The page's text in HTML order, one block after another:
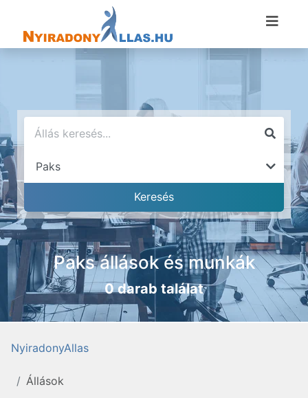
Paks állások és munkák
0 darab találat
NyiradonyAllas
Állások